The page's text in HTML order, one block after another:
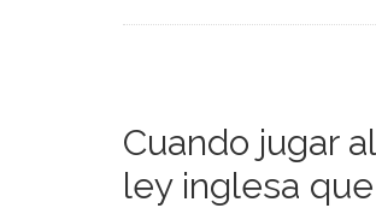
Cuando jugar
ley inglesa